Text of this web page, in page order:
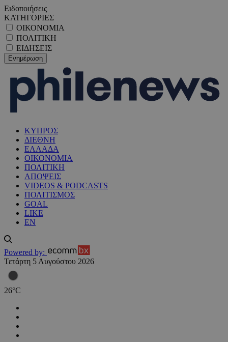
Ειδοποιήσεις
ΚΑΤΗΓΟΡΙΕΣ
ΟΙΚΟΝΟΜΙΑ
ΠΟΛΙΤΙΚΗ
ΕΙΔΗΣΕΙΣ
ΚΥΠΡΟΣ
ΔΙΕΘΝΗ
ΕΛΛΑΔΑ
ΟΙΚΟΝΟΜΙΑ
ΠΟΛΙΤΙΚΗ
ΑΠΟΨΕΙΣ
VIDEOS & PODCASTS
ΠΟΛΙΤΙΣΜΟΣ
GOAL
LIKE
EN
Powered by:
Τετάρτη 5 Αυγούστου 2026
26°C